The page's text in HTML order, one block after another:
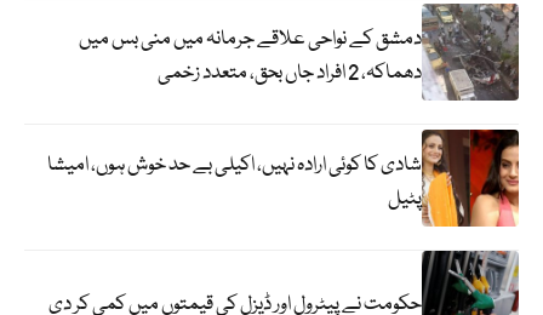
دمشق کے نواحی علاقے جرمانہ میں منی بس میں
دھماکہ، 2 افراد جاں بحق، متعدد زخمی
شادی کا کوئی ارادہ نہیں، اکیلی بے حد خوش ہوں، امیشا
پٹیل
حکومت نے پیٹرول اور ڈیزل کی قیمتوں میں کمی کر دی